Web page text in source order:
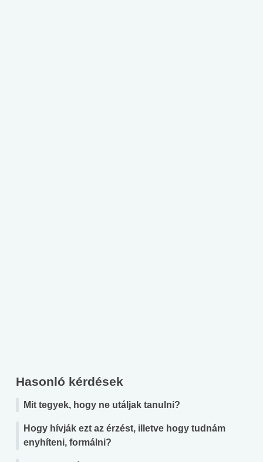
Hasonló kérdések
Mit tegyek, hogy ne utáljak tanulni?
Hogy hívják ezt az érzést, illetve hogy tudnám
enyhíteni, formálni?